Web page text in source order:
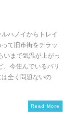
ハノイからトレイ
て旧市街をチラッ
いまで気温が上がっ
、今住んでいるバリ
全く問題ないの
Read More